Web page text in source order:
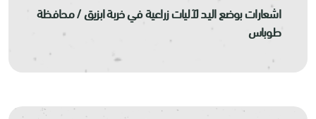
اشعارات بوضع اليد لآليات زراعية في خربة ابزيق / محافظة
طوباس